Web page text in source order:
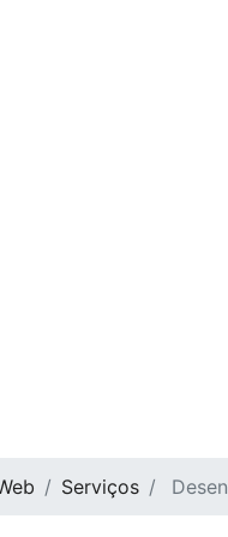
Serviços